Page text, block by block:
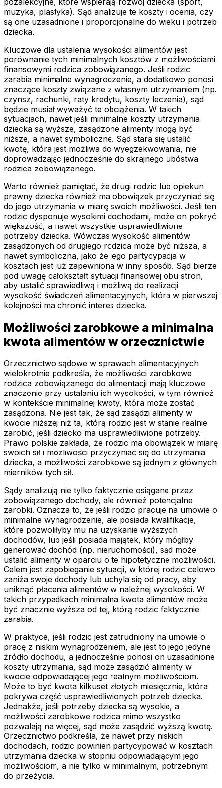
muzyka, plastyka). Sąd analizuje te koszty i ocenia, czy
są one uzasadnione i proporcjonalne do wieku i potrzeb
dziecka.
Kluczowe dla ustalenia wysokości alimentów jest
porównanie tych minimalnych kosztów z możliwościami
finansowymi rodzica zobowiązanego. Jeśli rodzic
zarabia minimalne wynagrodzenie, a dodatkowo ponosi
znaczące koszty związane z własnym utrzymaniem (np.
czynsz, rachunki, raty kredytu, koszty leczenia), sąd
będzie musiał wyważyć te obciążenia. W takich
sytuacjach, nawet jeśli minimalne koszty utrzymania
dziecka są wyższe, zasądzone alimenty mogą być
niższe, a nawet symboliczne. Sąd stara się ustalić
kwotę, która jest możliwa do wyegzekwowania, nie
doprowadzając jednocześnie do skrajnego ubóstwa
rodzica zobowiązanego.
Warto również pamiętać, że drugi rodzic lub opiekun
prawny dziecka również ma obowiązek przyczyniać się
do jego utrzymania w miarę swoich możliwości. Jeśli ten
rodzic dysponuje wysokimi dochodami, może on pokryć
większość, a nawet wszystkie usprawiedliwione
potrzeby dziecka. Wówczas wysokość alimentów
zasądzonych od drugiego rodzica może być niższa, a
nawet symboliczna, jako że jego partycypacja w
kosztach jest już zapewniona w inny sposób. Sąd bierze
pod uwagę całokształt sytuacji finansowej obu stron,
aby ustalić sprawiedliwą i możliwą do realizacji
wysokość świadczeń alimentacyjnych, która w pierwszej
kolejności ma chronić interes dziecka.
Możliwości zarobkowe a minimalna
kwota alimentów w orzecznictwie
Orzecznictwo sądowe w sprawach alimentacyjnych
wielokrotnie podkreśla, że możliwości zarobkowe
rodzica zobowiązanego do alimentacji mają kluczowe
znaczenie przy ustalaniu ich wysokości, w tym również
w kontekście minimalnej kwoty, która może zostać
zasądzona. Nie jest tak, że sąd zasądzi alimenty w
kwocie niższej niż ta, którą rodzic jest w stanie realnie
zarobić, jeśli dziecko ma usprawiedliwione potrzeby.
Prawo polskie zakłada, że rodzic ma obowiązek w miarę
swoich sił i możliwości przyczyniać się do utrzymania
dziecka, a możliwości zarobkowe są jednym z głównych
mierników tych sił.
Sądy analizują nie tylko faktycznie osiągane przez
zobowiązanego dochody, ale również potencjalne
zarobki. Oznacza to, że jeśli rodzic pracuje na umowie o
minimalne wynagrodzenie, ale posiada kwalifikacje,
które pozwoliłyby mu na uzyskanie wyższych
dochodów, lub jeśli posiada majątek, który mógłby
generować dochód (np. nieruchomości), sąd może
ustalić alimenty w oparciu o te hipotetyczne możliwości.
Celem jest zapobieganie sytuacji, w której rodzic celowo
zaniża swoje dochody lub uchyla się od pracy, aby
uniknąć płacenia alimentów w należnej wysokości. W
takich przypadkach minimalna kwota alimentów może
być znacznie wyższa od tej, którą rodzic faktycznie
zarabia.
W praktyce, jeśli rodzic jest zatrudniony na umowie o
pracę z niskim wynagrodzeniem, ale jest to jego jedyne
źródło dochodu, a jednocześnie ponosi on uzasadnione
koszty utrzymania, sąd może zasądzić alimenty w
kwocie odpowiadającej jego realnym możliwościom.
Może to być kwota kilkuset złotych miesięcznie, która
pokrywa część usprawiedliwionych potrzeb dziecka.
Jednakże, jeśli potrzeby dziecka są wysokie, a
możliwości zarobkowe rodzica mimo wszystko
pozwalają na więcej, sąd może zasądzić wyższą kwotę.
Orzecznictwo podkreśla, że nawet przy niskich
dochodach, rodzic powinien partycypować w kosztach
utrzymania dziecka w stopniu odpowiadającym jego
możliwościom, a nie tylko w minimalnym, potrzebnym
do przeżycia.